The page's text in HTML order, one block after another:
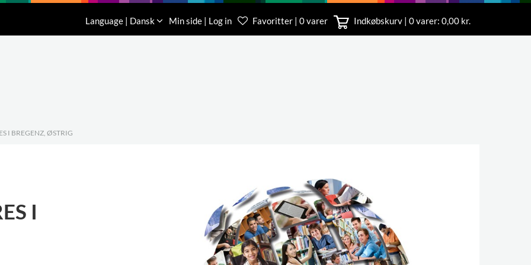
Language | Dansk Min side | Log in Favoritter | 0 varer Indkøbskurv | 0varer: 0,00 kr.
Kundeservice
76 78 26 11
I BREGENZ, ØSTRIG
I